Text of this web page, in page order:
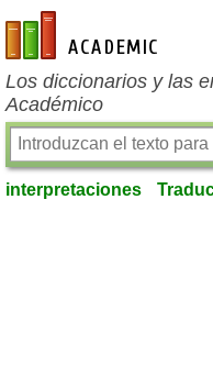
es-academic.com
Los diccionarios y las
Académico
interpretaciones